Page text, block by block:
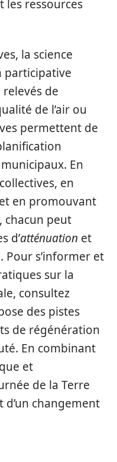
les ressources
la science
participative
de
de l’air ou
permettent de
En
en
en promouvant
chacun peut
d’atténuation et
Pour s’informer et
sur la
consultez
des pistes
de régénération
En combinant
et
de la Terre
changement